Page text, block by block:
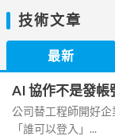
技術文章
最新
AI 協作不是發帳
公司替工程師開好
「誰可以登入」...